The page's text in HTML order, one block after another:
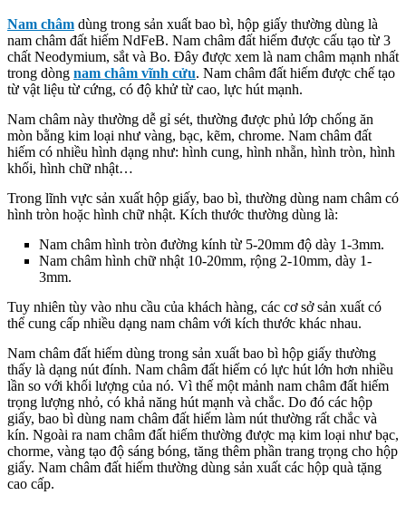
Nam châm dùng trong sản xuất bao bì, hộp giấy thường dùng là
nam châm đất hiếm NdFeB. Nam châm đất hiếm được cấu tạo từ 3
chất Neodymium, sắt và Bo. Đây được xem là nam châm mạnh nhất
trong dòng nam châm vĩnh cửu. Nam châm đất hiếm được chế tạo
từ vật liệu từ cứng, có độ khử từ cao, lực hút mạnh.
Nam châm này thường dễ gỉ sét, thường được phủ lớp chống ăn
mòn bằng kim loại như vàng, bạc, kẽm, chrome. Nam châm đất
hiếm có nhiều hình dạng như: hình cung, hình nhẵn, hình tròn, hình
khối, hình chữ nhật…
Trong lĩnh vực sản xuất hộp giấy, bao bì, thường dùng nam châm có
hình tròn hoặc hình chữ nhật. Kích thước thường dùng là:
Nam châm hình tròn đường kính từ 5-20mm độ dày 1-3mm.
Nam châm hình chữ nhật 10-20mm, rộng 2-10mm, dày 1-
3mm.
Tuy nhiên tùy vào nhu cầu của khách hàng, các cơ sở sản xuất có
thể cung cấp nhiều dạng nam châm với kích thước khác nhau.
Nam châm đất hiếm dùng trong sản xuất bao bì hộp giấy thường
thấy là dạng nút đính. Nam châm đất hiếm có lực hút lớn hơn nhiều
lần so với khối lượng của nó. Vì thế một mảnh nam châm đất hiếm
trọng lượng nhỏ, có khả năng hút mạnh và chắc. Do đó các hộp
giấy, bao bì dùng nam châm đất hiếm làm nút thường rất chắc và
kín. Ngoài ra nam châm đất hiếm thường được mạ kim loại như bạc,
chorme, vàng tạo độ sáng bóng, tăng thêm phần trang trọng cho hộp
giấy. Nam châm đất hiếm thường dùng sản xuất các hộp quà tặng
cao cấp.